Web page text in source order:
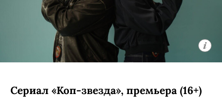
Сериал «Коп-звезда», премьера (16+)